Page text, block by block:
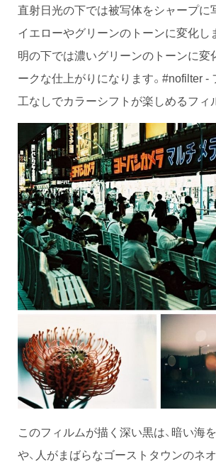
直射日光の下では被写体をシャープに
イエローやグリーンのトーンに変化し
明の下では濃いグリーンのトーンに変
ークな仕上がりになります。#nofilter -
工なしでカラーシフトが楽しめるフィ
このフィルムが描く深い黒は、暗い海
や、人がまばらなゴーストタウンのネ